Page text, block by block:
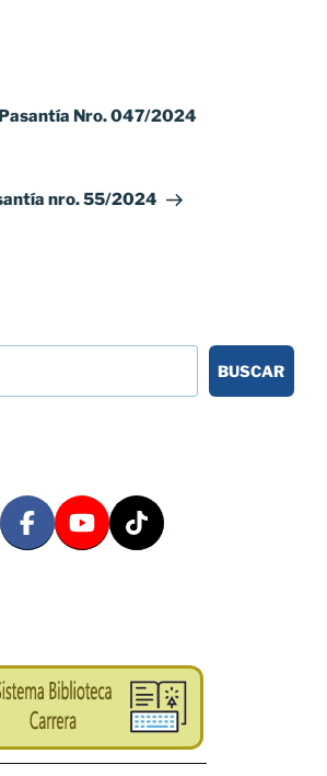
Nro. 047/2024
nro. 55/2024
BUSCAR